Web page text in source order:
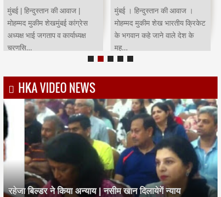
मुंबई | हिन्दुस्तान की आवाज |
मोहम्मद मुकीम शेखमुंबई कांग्रेस
अध्यक्ष भाई जगताप व कार्याध्यक्ष
चरणसि...
मुंबई । हिन्दुस्तान की आवाज ।
मोहम्मद मुकीम शेख भारतीय क्रिकेट
के भगवान कहे जाने वाले देश के
मह...
HKA VIDEO NEWS
रहेजा बिल्डर ने किया अन्याय | नसीम खान दिलायेगें न्याय